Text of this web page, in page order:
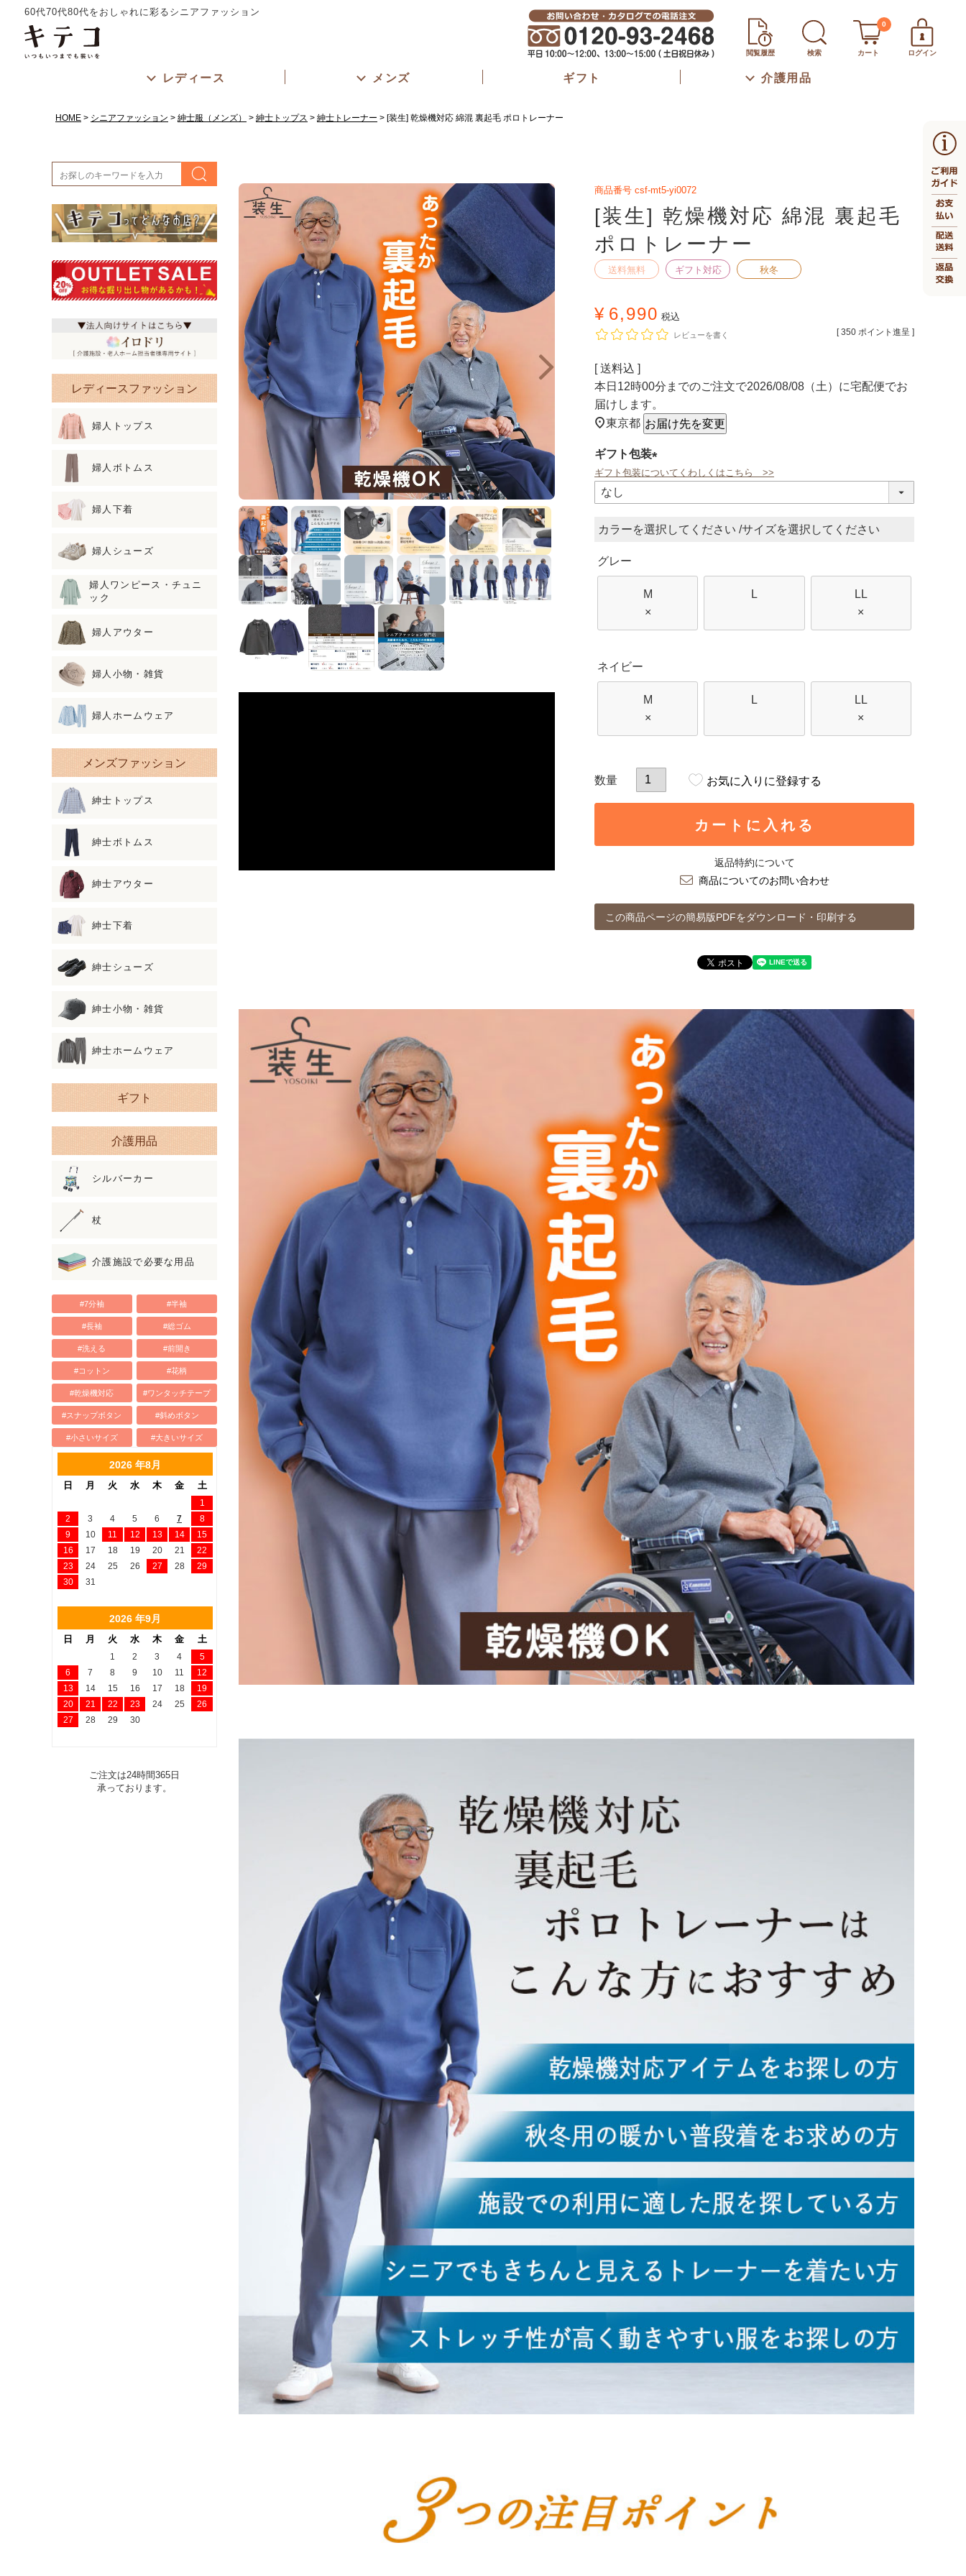
60代70代80代をおしゃれに彩るシニアファッション
閲覧履歴 検索 カート
0
ログイン
レディース メンズ ギフト 介護用品
HOME シニアファッション 紳士服（メンズ） 紳士トップス 紳士トレーナー [装生] 乾燥機対応 綿混 裏起毛 ポロトレーナー
レディースファッション
婦人トップス
婦人ボトムス
婦人下着
婦人シューズ
婦人ワンピース・チュニ
ック
婦人アウター
婦人小物・雑貨
婦人ホームウェア
メンズファッション
紳士トップス
紳士ボトムス
紳士アウター
紳士下着
紳士シューズ
紳士小物・雑貨
紳士ホームウェア
ギフト
介護用品
シルバーカー
杖
介護施設で必要な用品
#7分袖 #半袖
#長袖 #総ゴム
#洗える #前開き
#コットン #花柄
#乾燥機対応 #ワンタッチテープ
#スナップボタン #斜めボタン
#小さいサイズ #大きいサイズ
2026 年8月
日 月 火 水 木 金 土
1
2
3 4 5 6 7
8
9
10 11 12 13 14
15
16
17 18 19 20 21
22
23
24 25 26 27 28
29
30
31
2026 年9月
日 月 火 水 木 金 土
1 2 3 4
5
6
7 8 9 10 11
12
13
14 15 16 17 18
19
20
21 22 23 24 25
26
27
28 29 30
ご注文は24時間365日
承っております。
商品番号 csf-mt5-yi0072
[装生] 乾燥機対応 綿混 裏起毛
ポロトレーナー
送料無料 ギフト対応 秋冬
¥ 6,990 税込
[ 350 ポイント進呈 ]
レビューを書く
送料込
本日 12時00分 までのご注文で2026/08/08（土） に宅配便でお
届けします。
東京都 お届け先を変更
ギフト包装
(必
ギフト包装についてくわしくはこちら >>
カラー サイズ
グレー
M
×
L
LL
×
ネイビー
M
×
L
LL
×
お気に入りに登録する
カートに入れる
返品特約について
商品についてのお問い合わせ
この商品ページの簡易版PDFをダウンロード・印刷する